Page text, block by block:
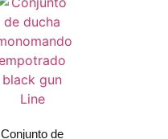
Conjunto de